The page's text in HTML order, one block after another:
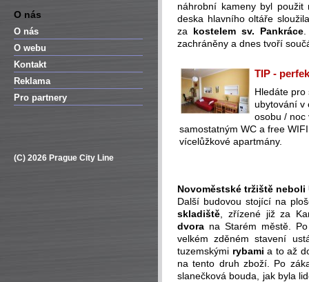
O nás
O nás
O webu
Kontakt
Reklama
Pro partnery
(C) 2026 Prague City Line
náhrobní kameny byl
deska hlavního oltáře
za kostelem sv. Pankráce.
zachráněny a dnes tvoří
TIP -
Hledáte pro
ubytování v
osobu / noc
samostatným WC a free
vícelůžkové apartmány.
Novoměstské tržiště neboli
Další budovou stojící na
skladiště , zřízené již za
dvora na Starém městě.
velkém zděném stavení
tuzemskými rybami a to až
na tento druh zboží. Po
slanečková bouda, jak byla